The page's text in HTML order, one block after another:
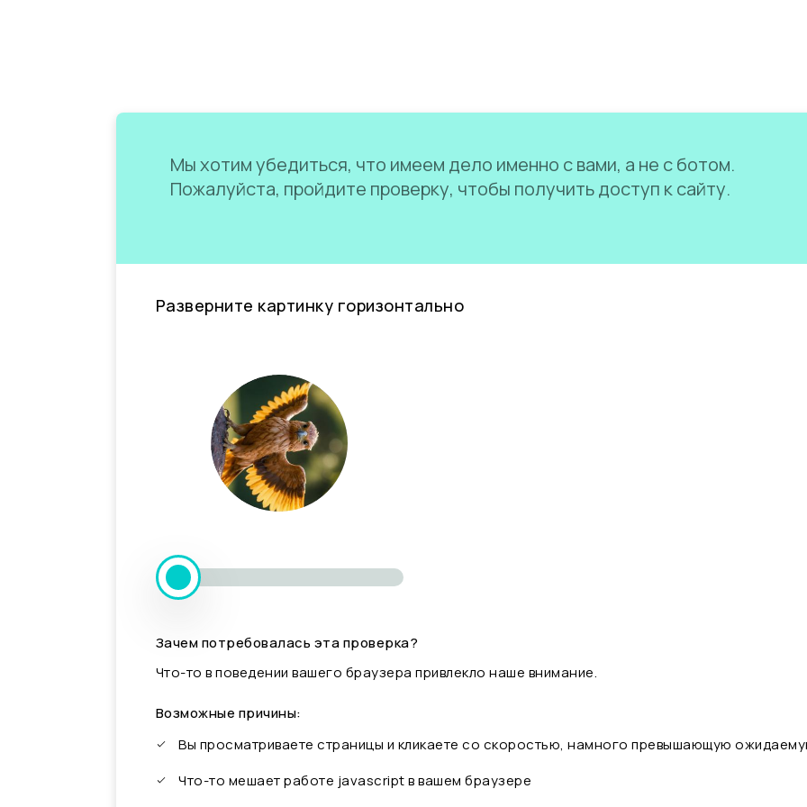
Мы хотим убедиться, что имеем дело именно с вами, а не с ботом.
Пожалуйста, пройдите проверку, чтобы получить доступ к сайту.
Разверните картинку горизонтально
Зачем потребовалась эта проверка?
Что-то в поведении вашего браузера привлекло наше внимание.
Возможные причины:
Вы просматриваете страницы и кликаете со скоростью, намного превышающую
Что-то мешает работе javascript в вашем браузере